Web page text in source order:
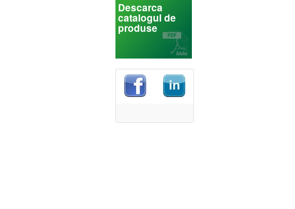
Descarca
catalogul de
produse